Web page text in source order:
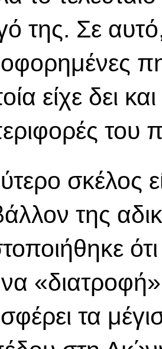
της. Σε
είχε δει
του
σκέλος
της
τα